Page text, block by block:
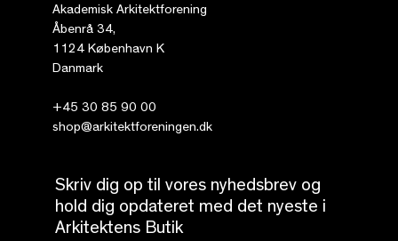
Akademisk Arkitektforening
Åbenrå 34,
1124 København K
Danmark
+45 30 85 90 00
shop@arkitektforeningen.dk
Skriv dig op til vores nyhedsbrev og
hold dig opdateret med det nyeste i
Arkitektens Butik